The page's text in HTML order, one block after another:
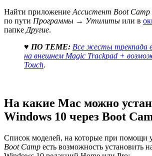
Найти приложениеАссистент Boot Camp
по пути Программы → Утилиты или в
папкеДругие.
♥ ПО ТЕМЕ: Все жесты трекпада
на внешнем Magic Trackpad +
Touch.
На какие Mac можно
Windows 10 через Boot
Список моделей, на которые при помощи
Boot Camp есть возможность установить